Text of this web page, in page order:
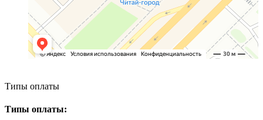
Типы оплаты
Типы оплаты: